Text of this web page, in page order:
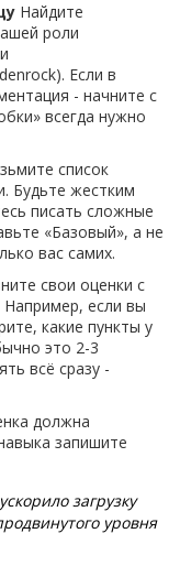
Найдите
роли
Если в
- начните с
всегда нужно
список
Будьте жестким
писать сложные
«Базовый», а не
вас самих.
свои оценки с
если вы
какие пункты у
это 2-3
всё сразу -
должна
запишите
загрузку
уровня